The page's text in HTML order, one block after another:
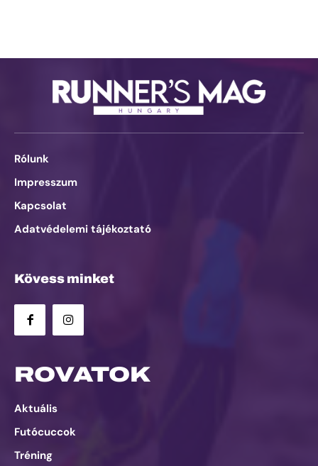
Rólunk
Impresszum
Kapcsolat
Adatvédelemi tájékoztató
Kövess minket
ROVATOK
Aktuális
Futócuccok
Tréning